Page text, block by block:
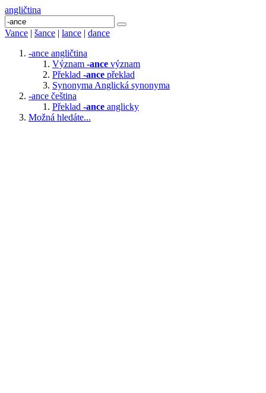
angličtina
Vance | šance | lance | dance
-ance angličtina
Význam -ance význam
Překlad -ance překlad
Synonyma Anglická synonyma
-ance čeština
Překlad -ance anglicky
Možná hledáte...